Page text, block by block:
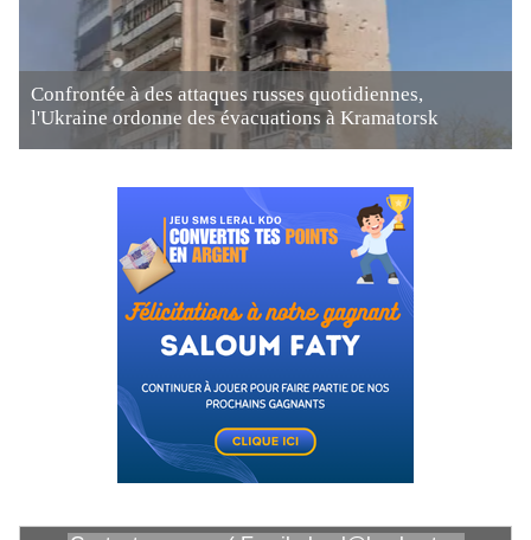
Confrontée à des attaques russes quotidiennes,
l'Ukraine ordonne des évacuations à Kramatorsk